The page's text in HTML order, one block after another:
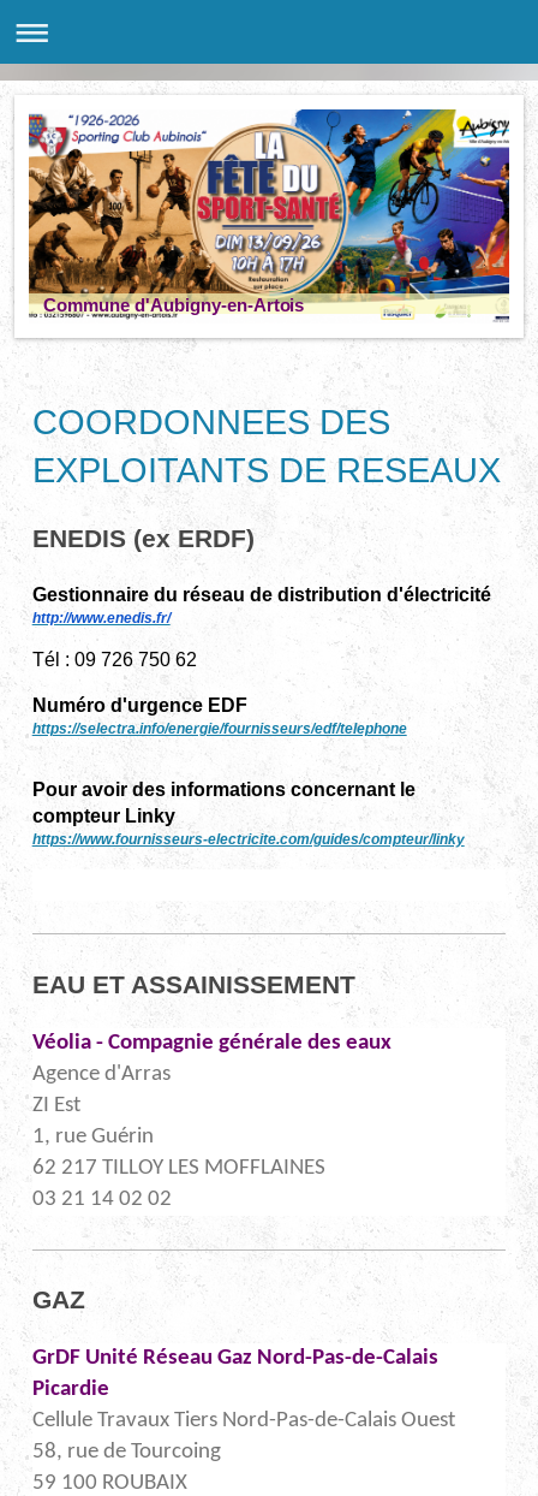
Commune d'Aubigny-en-Artois
COORDONNEES DES
EXPLOITANTS DE RESEAUX
ENEDIS (ex ERDF)
Gestionnaire du réseau de distribution d'électricité
http://www.enedis.fr/
Tél : 09 726 750 62
Numéro d'urgence EDF
https://selectra.info/energie/fournisseurs/edf/telephone
Pour avoir des informations concernant le
compteur Linky
https://www.fournisseurs-electricite.com/guides/compteur/linky
EAU ET ASSAINISSEMENT
Véolia - Compagnie générale des eaux
Agence d'Arras
ZI Est
1, rue Guérin
62 217 TILLOY LES MOFFLAINES
03 21 14 02 02
GAZ
GrDF Unité Réseau Gaz Nord-Pas-de-Calais
Picardie
Cellule Travaux Tiers Nord-Pas-de-Calais Ouest
58, rue de Tourcoing
59 100 ROUBAIX